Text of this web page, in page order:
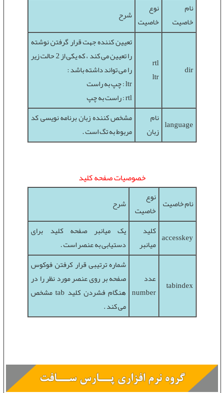
نام
خاصيت
نوع
خاصيت شرح
dir
rtl
ltr
تعيين کننده جهت قرار گرفتن نوشته
را تعيين می کند ، که يکی از 2 حالت زير
را می تواند داشته باشد :
ltr : چپ به راست
rtl : راست به چپ
language نام
زبان
مشخص کننده زبان برنامه نويسی کد
مربوط به تگ است .
خصوصيات صفحه کليد
نام خاصيت نوع
خاصيت
شرح
accesskey کليد
میانبر
يک ميانبر صفحه کليد برای
دستيابی به عنصر است .
tabindex
عدد
number
شماره ترتيبی قرار کرفتن فوکوس
صفحه بر روی عنصر مورد نظر را در
هنگام فشردن کليد tab مشخص
می کند .